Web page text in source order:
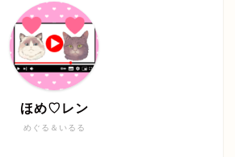
めぐる＆いるる
ほめ♡レン